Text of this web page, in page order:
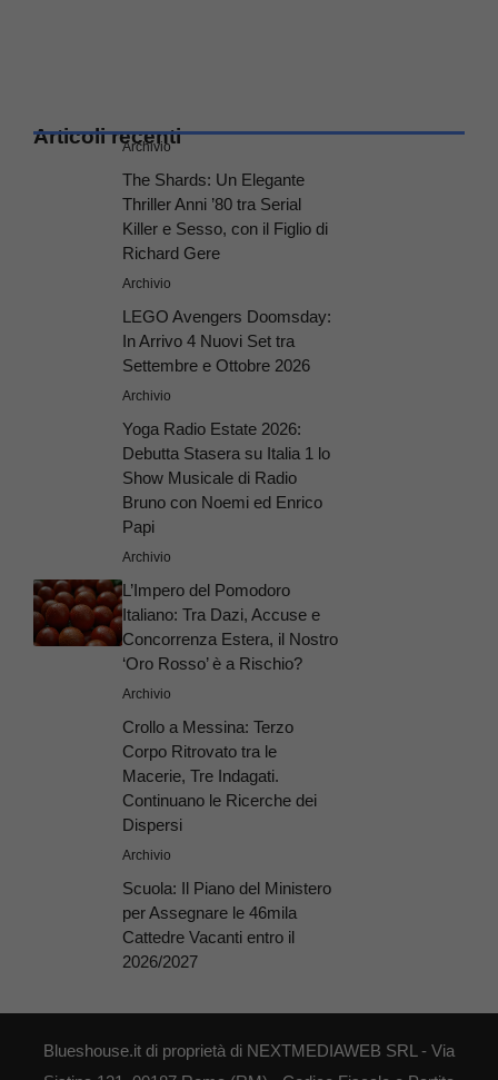
Articoli recenti
Archivio
The Shards: Un Elegante
Thriller Anni ’80 tra Serial
Killer e Sesso, con il Figlio di
Richard Gere
Archivio
LEGO Avengers Doomsday:
In Arrivo 4 Nuovi Set tra
Settembre e Ottobre 2026
Archivio
Yoga Radio Estate 2026:
Debutta Stasera su Italia 1 lo
Show Musicale di Radio
Bruno con Noemi ed Enrico
Papi
Archivio
L’Impero del Pomodoro
Italiano: Tra Dazi, Accuse e
Concorrenza Estera, il Nostro
‘Oro Rosso’ è a Rischio?
Archivio
Crollo a Messina: Terzo
Corpo Ritrovato tra le
Macerie, Tre Indagati.
Continuano le Ricerche dei
Dispersi
Archivio
Scuola: Il Piano del Ministero
per Assegnare le 46mila
Cattedre Vacanti entro il
2026/2027
Blueshouse.it di proprietà di NEXTMEDIAWEB SRL - Via